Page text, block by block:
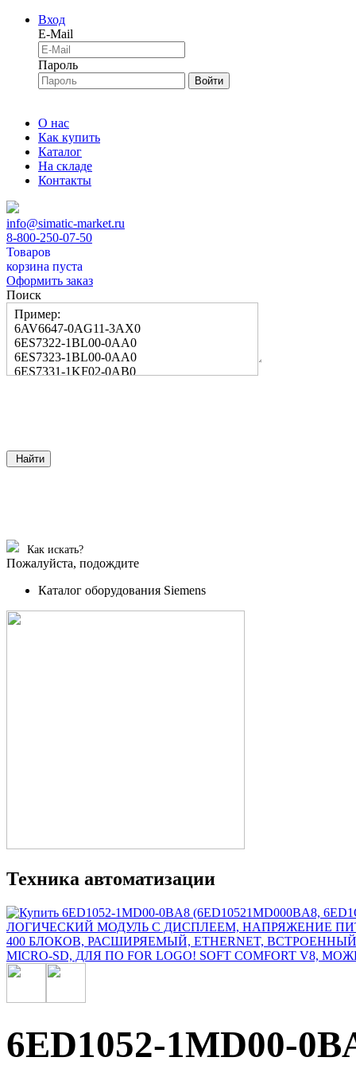
Вход
E-Mail
Пароль
Войти
О нас
Как купить
Каталог
На складе
Контакты
info@simatic-market.ru
8-800-250-07-50
Товаров
корзина пуста
Оформить заказ
Поиск
Пример:
6AV6647-0AG11-3AX0
6ES7322-1BL00-0AA0
6ES7323-1BL00-0AA0
6ES7331-1KF02-0AB0
Найти
Как искать?
Пожалуйста, подождите
Каталог оборудования Siemens
Техника автоматизации
6ED1052-1MD00-